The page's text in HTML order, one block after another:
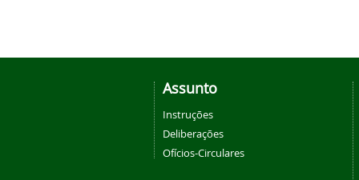
Assunto
Instruções
Deliberações
Ofícios-Circulares